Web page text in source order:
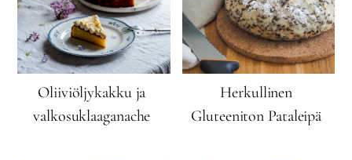
Oliiviöljykakku ja
valkosuklaaganache
Herkullinen
Gluteeniton Pataleipä